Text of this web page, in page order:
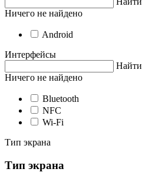
Ничего не найдено
Android
Интерфейсы
Найти
Ничего не найдено
Bluetooth
NFC
Wi-Fi
Тип экрана
Тип экрана